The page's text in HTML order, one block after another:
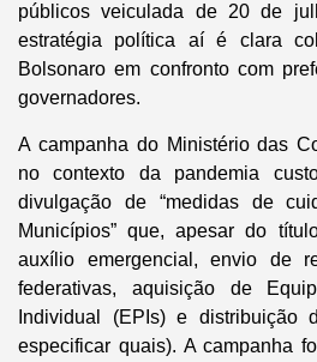
públicos veiculada de 20 de
estratégia política aí é clara
Bolsonaro em confronto com
governadores.
A campanha do Ministério das
no contexto da pandemia
divulgação de “medidas de
Municípios” que, apesar do
auxílio emergencial, envio de
federativas, aquisição de
Individual (EPIs) e distribuição
especificar quais). A campanha